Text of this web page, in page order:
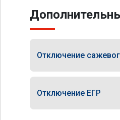
Отключение
Отключение ЕГР